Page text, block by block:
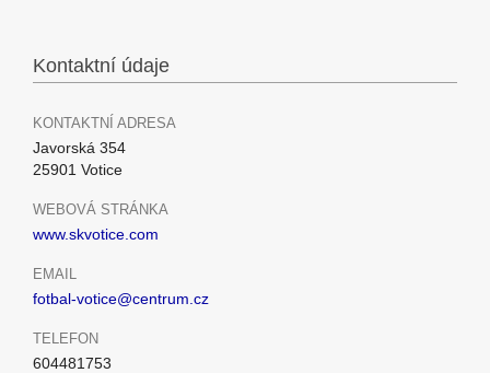
Kontaktní údaje
KONTAKTNÍ ADRESA
Javorská 354
25901 Votice
WEBOVÁ STRÁNKA
www.skvotice.com
EMAIL
fotbal-votice@centrum.cz
TELEFON
604481753